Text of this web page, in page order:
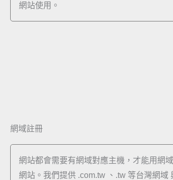
網站使用。
網域註冊
網站都會需要有網域對應主機，才能用網
網站。我們提供 .com.tw 、.tw 等台灣網域